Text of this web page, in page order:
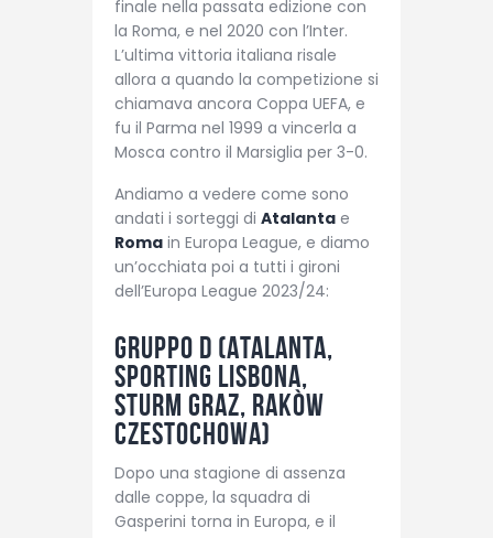
finale nella passata edizione con
la Roma, e nel 2020 con l’Inter.
L’ultima vittoria italiana risale
allora a quando la competizione si
chiamava ancora Coppa UEFA, e
fu il Parma nel 1999 a vincerla a
Mosca contro il Marsiglia per 3-0.
Andiamo a vedere come sono
andati i sorteggi di Atalanta e
Roma in Europa League, e diamo
un’occhiata poi a tutti i gironi
dell’Europa League 2023/24:
Gruppo D (Atalanta,
Sporting Lisbona,
Sturm Graz, Rakòw
Czestochowa)
Dopo una stagione di assenza
dalle coppe, la squadra di
Gasperini torna in Europa, e il